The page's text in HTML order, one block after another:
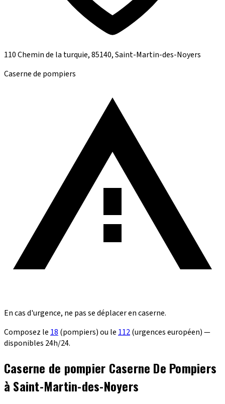
110 Chemin de la turquie, 85140, Saint-Martin-des-Noyers
Caserne de pompiers
En cas d'urgence, ne pas se déplacer en caserne.
Composez le 18 (pompiers) ou le 112(urgences européen) —
disponibles 24h/24.
Caserne de pompier Caserne De Pompiers
à Saint-Martin-des-Noyers